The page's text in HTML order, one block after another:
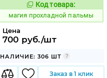
Код:
915442
Код товара:
магия прохладной пальмы
Цена
700 руб./шт
НАЛИЧИЕ: 306 ШТ
Заказ в 1 клик